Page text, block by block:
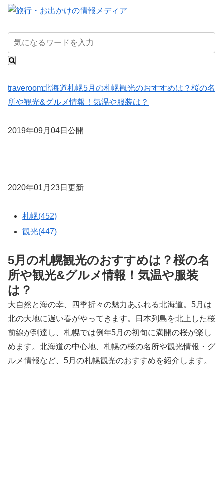
traveroom北海道札幌5月の札幌観光のおすすめは？桜の名
所や観光&グルメ情報！気温や服装は？
2019年09月04日公開
2020年01月23日更新
札幌(452)
観光(447)
5月の札幌観光のおすすめは？桜の名
所や観光&グルメ情報！気温や服装
は？
大自然と海の幸、四季折々の魅力あふれる北海道。5月は
北の大地に遅い春がやってきます。日本列島を北上した桜
前線が到達し、札幌では例年5月の初旬に満開の桜が楽し
めます。北海道の中心地、札幌の桜の名所や観光情報・グ
ルメ情報など、5月の札幌観光のおすすめを紹介します。